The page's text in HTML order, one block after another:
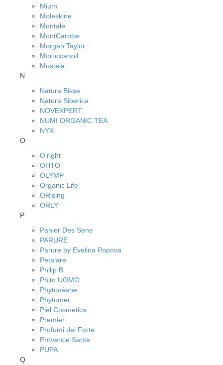
Mium
Moleskine
Montale
MontCarotte
Morgan Taylor
Moroccanoil
Mustela
N
Natura Bisse
Natura Siberica
NOVEXPERT
NUMI ORGANIC TEA
NYX
O
O'right
OHTO
OLYMP
Organic Life
ORising
ORLY
P
Panier Des Sens
PARURE
Parure by Evelina Popova
Petalare
Philip B
Phito UOMO
Phytocéane
Phytomer
Piel Cosmetics
Premier
Profumi del Forte
Provence Sante
PUPA
Q